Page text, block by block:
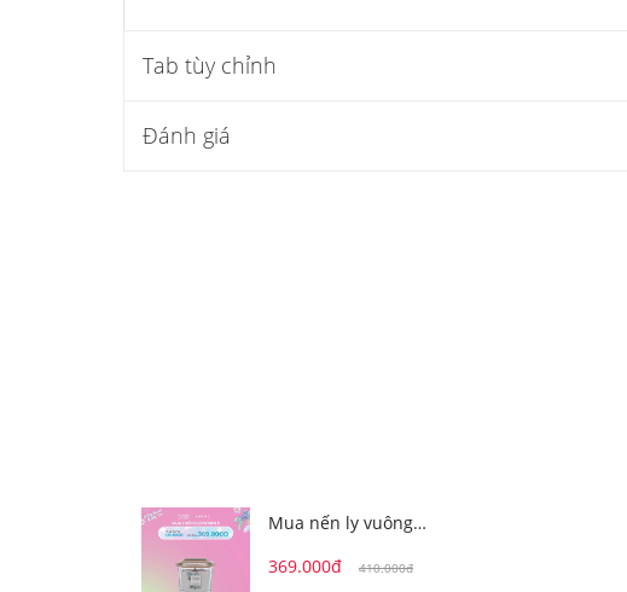
Tab tùy chỉnh
Đánh giá
Mua nến ly vuông
Elevation S
369.000đ 410.000đ